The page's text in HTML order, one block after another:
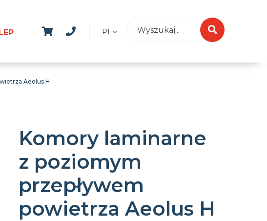
PL
Aeolus H
Komory laminarne
z poziomym
przepływem
powietrza Aeolus H